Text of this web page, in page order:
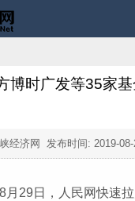
博时广发等35家
经济网 发布时间: 2019-
29日，人民网快速拉